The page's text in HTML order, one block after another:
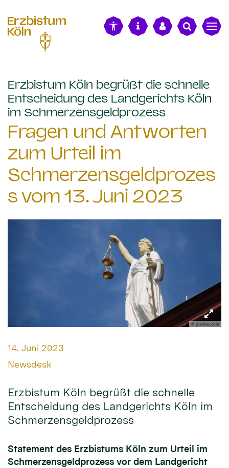
Erzbistum Köln begrüßt die schnelle
Entscheidung des Landgerichts Köln
im Schmerzensgeldprozess:
Fragen und Antworten
zum Urteil im
Schmerzensgeldprozes
s vom 13. Juni 2023
© pixabay.com
Datum:
14. Juni 2023
Von:
Newsdesk
Erzbistum Köln begrüßt die schnelle
Entscheidung des Landgerichts Köln im
Schmerzensgeldprozess
Statement des Erzbistums Köln zum Urteil im
Schmerzensgeldprozess vor dem Landgericht